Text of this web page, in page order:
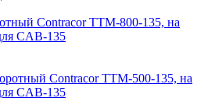
Contracor TTM-800-135, на
CAB-135